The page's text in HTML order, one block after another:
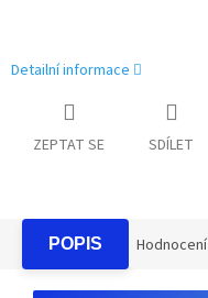
Detailní informace
ZEPTAT SE SDÍLET
POPIS Hodnocení